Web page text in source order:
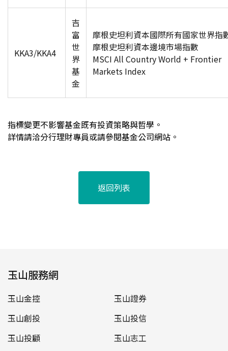
KKA3/KKA4
吉
富
世
界
基
金
摩根史坦利資本國際所有國家世界指
摩根史坦利資本邊境市場指數
MSCI All Country World + Frontier
Markets Index
指標變更不影響基金既有投資策略與哲學。
詳情請洽分行理財專員或請參閱基金公司網站。
返回列表
玉山服務網
玉山金控
玉山證券
玉山創投
玉山投信
玉山投顧
玉山志工